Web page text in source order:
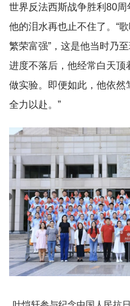
世界反法西斯战争胜利80周
他的泪水再也止不住了。“
繁荣富强”，这是他当时乃
进度不落后，他经常白天
做实验。即便如此，他依然
全力以赴。”